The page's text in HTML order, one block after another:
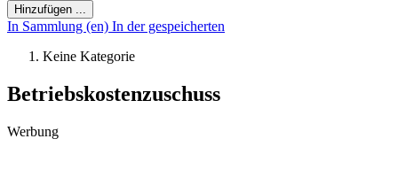
Hinzufügen ...
In Sammlung (en) In der gespeicherten
Keine Kategorie
Betriebskostenzuschuss
Werbung